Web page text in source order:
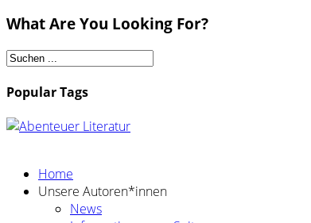
What Are You Looking For?
Popular Tags
Home
Unsere Autoren*innen
News